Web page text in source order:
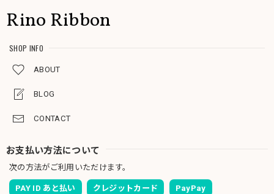
Rino Ribbon
SHOP INFO
ABOUT
BLOG
CONTACT
お支払い方法について
次の方法がご利用いただけます。
PAY ID あと払い クレジットカード PayPay